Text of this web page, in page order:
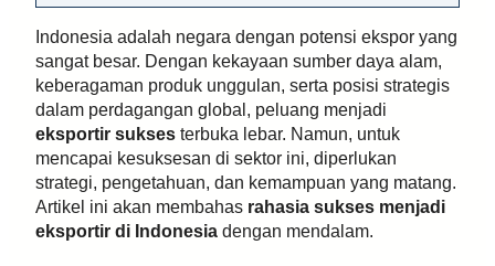
Indonesia adalah negara dengan potensi ekspor yang
sangat besar. Dengan kekayaan sumber daya alam,
keberagaman produk unggulan, serta posisi strategis
dalam perdagangan global, peluang menjadi
eksportir sukses terbuka lebar. Namun, untuk
mencapai kesuksesan di sektor ini, diperlukan
strategi, pengetahuan, dan kemampuan yang matang.
Artikel ini akan membahas rahasia sukses menjadi
eksportir di Indonesia dengan mendalam.